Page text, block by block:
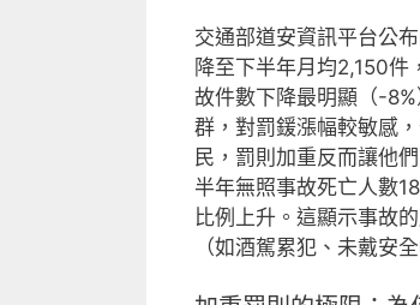
交通部道安資訊平台公
降至下半年月均2,150件
故件數下降最明顯（-
群，對罰鍰漲幅較敏感
民，罰則加重反而讓他
半年無照事故死亡人數
比例上升。這顯示事故
（如酒駕累犯、未戴安